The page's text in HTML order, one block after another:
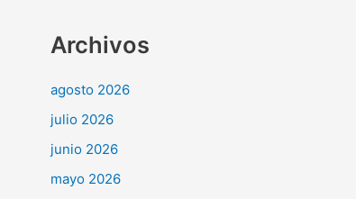
Archivos
agosto 2026
julio 2026
junio 2026
mayo 2026